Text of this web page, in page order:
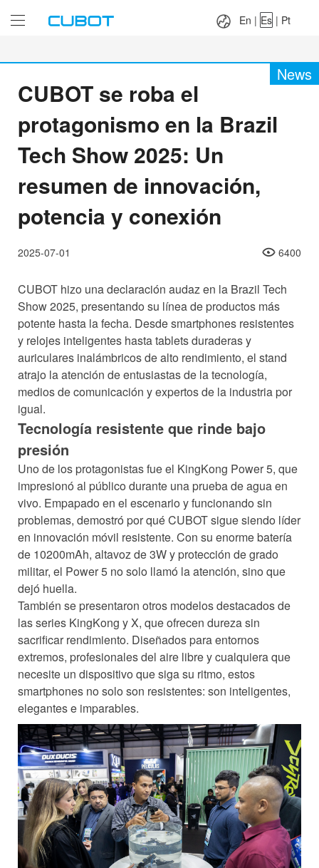
Pt
En | Es | Pt
News
CUBOT se roba el
protagonismo en la Brazil
Tech Show 2025: Un
resumen de innovación,
potencia y conexión
2025-07-01 6400
CUBOT hizo una declaración audaz en la Brazil Tech
Show 2025, presentando su línea de productos más
potente hasta la fecha. Desde smartphones resistentes
y relojes inteligentes hasta tablets duraderas y
auriculares inalámbricos de alto rendimiento, el stand
atrajo la atención de entusiastas de la tecnología,
medios de comunicación y expertos de la industria por
igual.
Tecnología resistente que rinde bajo
presión
Uno de los protagonistas fue el KingKong Power 5, que
impresionó al público durante una prueba de agua en
vivo. Empapado en el escenario y funcionando sin
problemas, demostró por qué CUBOT sigue siendo líder
en innovación móvil resistente. Con su enorme batería
de 10200mAh, altavoz de 3W y protección de grado
militar, el Power 5 no solo llamó la atención, sino que
dejó huella.
También se presentaron otros modelos destacados de
las series KingKong y X, que ofrecen dureza sin
sacrificar rendimiento. Diseñados para entornos
extremos, profesionales del aire libre y cualquiera que
necesite un dispositivo que siga su ritmo, estos
smartphones no solo son resistentes: son inteligentes,
elegantes e imparables.